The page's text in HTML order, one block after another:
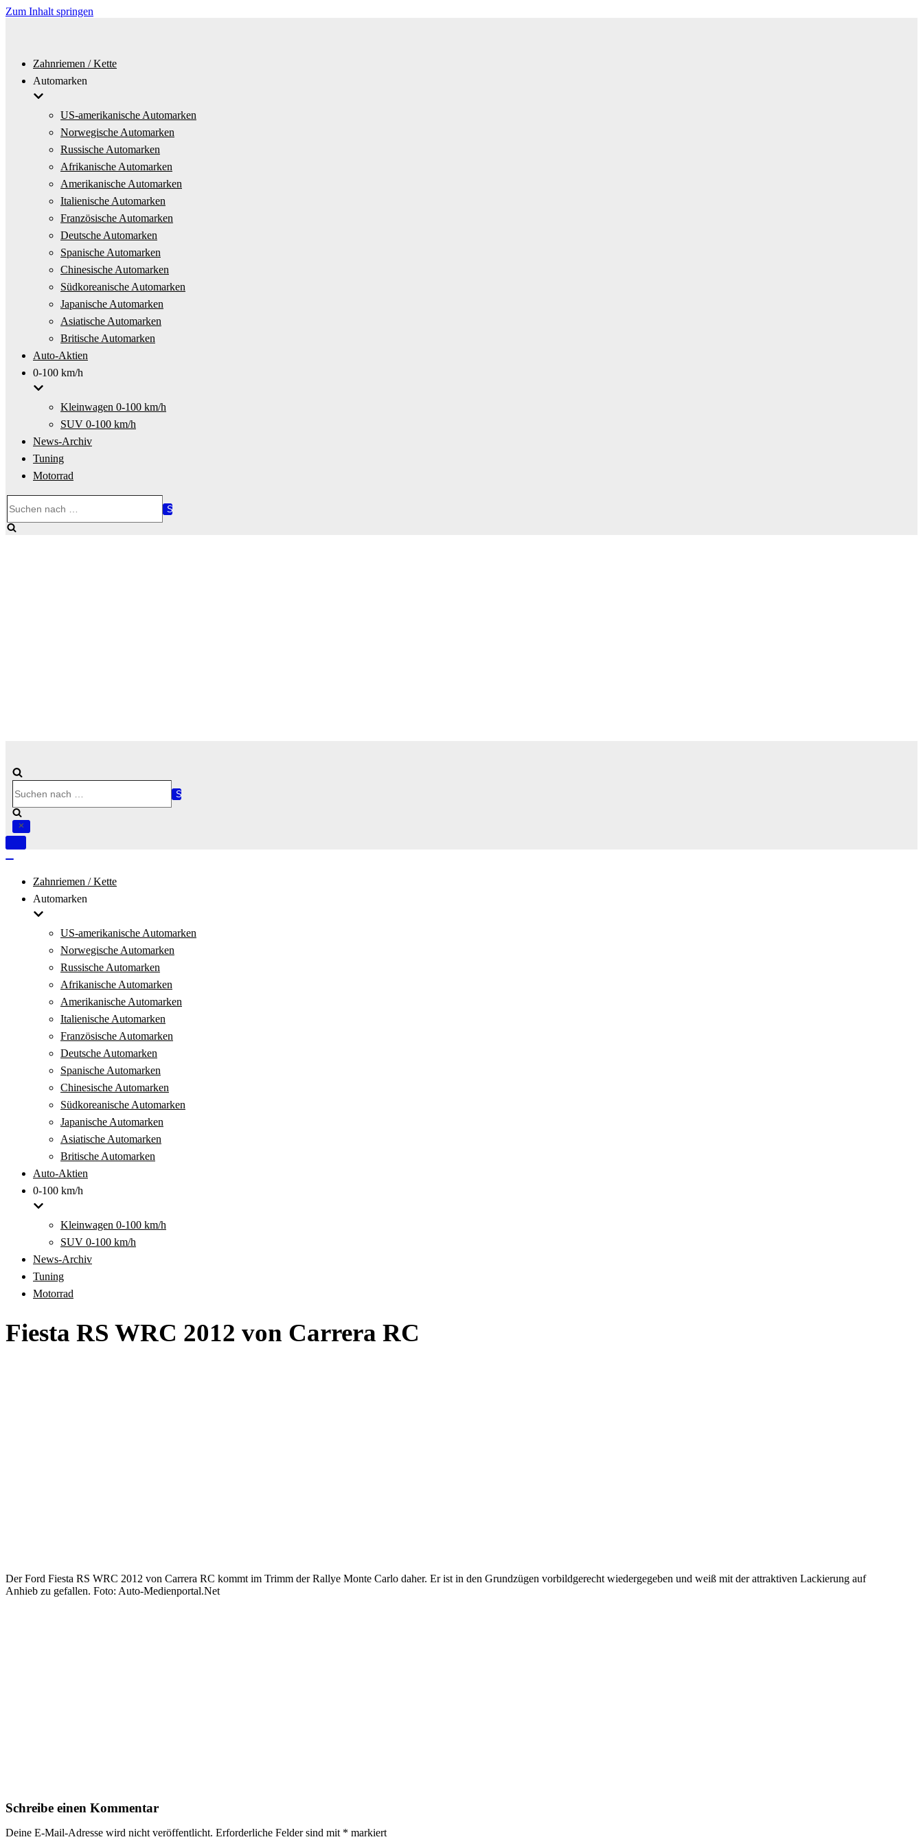
Zum Inhalt springen
Zahnriemen / Kette
Automarken
US-amerikanische Automarken
Norwegische Automarken
Russische Automarken
Afrikanische Automarken
Amerikanische Automarken
Italienische Automarken
Französische Automarken
Deutsche Automarken
Spanische Automarken
Chinesische Automarken
Südkoreanische Automarken
Japanische Automarken
Asiatische Automarken
Britische Automarken
Auto-Aktien
0-100 km/h
Kleinwagen 0-100 km/h
SUV 0-100 km/h
News-Archiv
Tuning
Motorrad
nach …
nach …
Navigation
Zahnriemen / Kette
Automarken
US-amerikanische Automarken
Norwegische Automarken
Russische Automarken
Afrikanische Automarken
Amerikanische Automarken
Italienische Automarken
Französische Automarken
Deutsche Automarken
Spanische Automarken
Chinesische Automarken
Südkoreanische Automarken
Japanische Automarken
Asiatische Automarken
Britische Automarken
Auto-Aktien
0-100 km/h
Kleinwagen 0-100 km/h
SUV 0-100 km/h
News-Archiv
Tuning
Motorrad
Fiesta RS WRC 2012 von Carrera RC
Der Ford Fiesta RS WRC 2012 von Carrera RC kommt im Trimm der Rallye Monte Carlo daher. Er ist in den Grundzügen vorbildgerecht wiedergegeben und weiß mit der attraktiven Lackierung auf
Anhieb zu gefallen. Foto: Auto-Medienportal.Net
Schreibe einen Kommentar
Deine E-Mail-Adresse wird nicht veröffentlicht. Erforderliche Felder sind mit * markiert